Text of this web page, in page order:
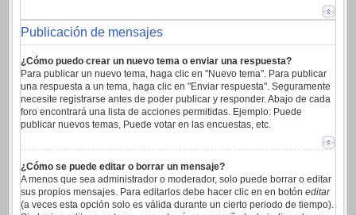
Publicación de mensajes
¿Cómo puedo crear un nuevo tema o enviar una respuesta?
Para publicar un nuevo tema, haga clic en "Nuevo tema". Para publicar
una respuesta a un tema, haga clic en "Enviar respuesta". Seguramente
necesite registrarse antes de poder publicar y responder. Abajo de cada
foro encontrará una lista de acciones permitidas. Ejemplo: Puede
publicar nuevos temas, Puede votar en las encuestas, etc.
¿Cómo se puede editar o borrar un mensaje?
A menos que sea administrador o moderador, solo puede borrar o editar
sus propios mensajes. Para editarlos debe hacer clic en en botón editar
(a veces esta opción solo es válida durante un cierto periodo de tiempo).